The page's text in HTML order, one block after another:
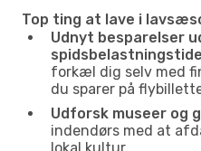
Top ting at lave i
Udnyt besparelser
forkæl dig selv med
du sparer på
Udforsk museer og
indendørs med at